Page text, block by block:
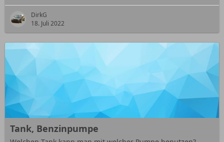
DirkG
18. Juli 2022
Tank, Benzinpumpe